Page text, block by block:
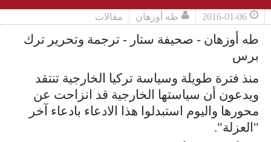
2016-01-06 طه أوزهان مقالات
طه أوزهان - صحيفة ستار - ترجمة وتحرير ترك
برس
منذ فترة طويلة وسياسة تركيا الخارجية تنتقد
ويدعون أن سياستها الخارجية قد انزاحت عن
محورها واليوم استبدلوا هذا الادعاء بادعاء آخر
"العزلة".